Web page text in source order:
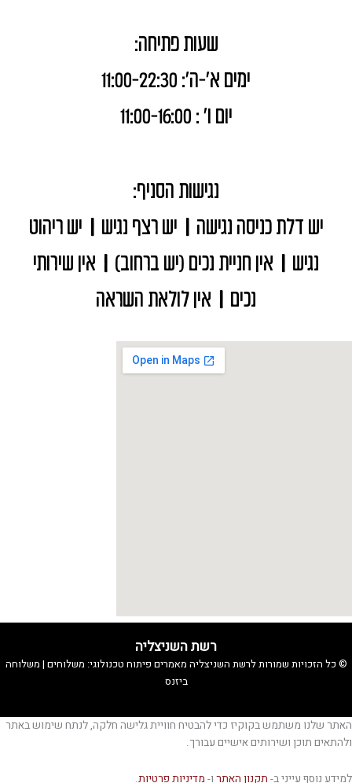
שעות פתיחה:
ימים א'-ה': 11:00-22:30
יום ו' : 11:00-16:00
נגישות הסניף:
יש דלת כניסה נגישה | יש רצף נגיש | יש ריהוט
נגיש | אין חניית נכים (יש ברחוב) | אין שירותי
נכים | אין לולאת השראה
רשת השניצליה
© כל הזכויות שמורות לרשת השניצליה מאמרים פיתוח טכנולוגי: משלוחים | משלוחה
ביזנס
האתר שלנו משתמש בקוקיז כדי להבטיח חוויית גלישה חלקה, לנתח שימוש באתר
ולהתאים תוכן ושירותים אישיים עבורך.
למידע נוסף עייני ב- תקנון האתר ו- מדיניות פרטיות.